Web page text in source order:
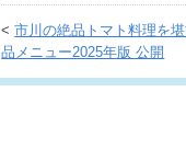
<市川の絶品トマト料理を
品メニュー2025年版 公開